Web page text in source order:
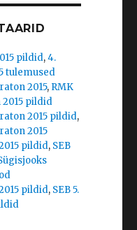
pildid,4.
tulemused
2015, RMK
pildid
2015 pildid,
2015
pildid, SEB
pildid, SEB 5.